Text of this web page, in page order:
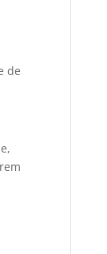
de